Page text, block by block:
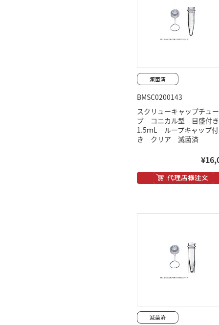
BMSC0200143
スクリューキャップチュー
ブ コニカル型 目盛
1.5ｍL ループキャップ付
き クリア 滅菌済